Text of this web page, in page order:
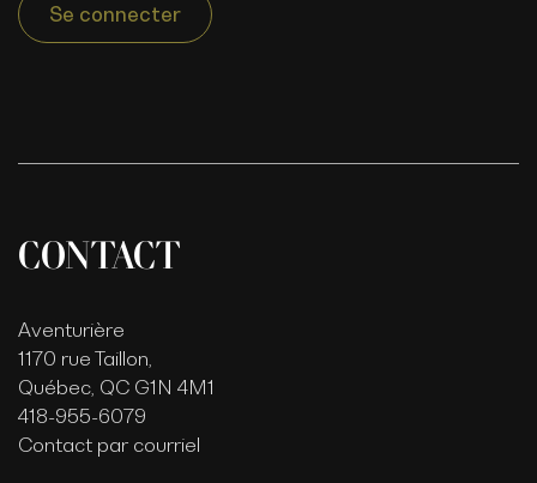
Se connecter
CONTACT
Aventurière
1170 rue Taillon,
Québec, QC G1N 4M1
418-955-6079
Contact par courriel